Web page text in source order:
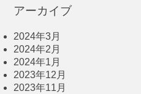
アーカイブ
2024年3月
2024年2月
2024年1月
2023年12月
2023年11月